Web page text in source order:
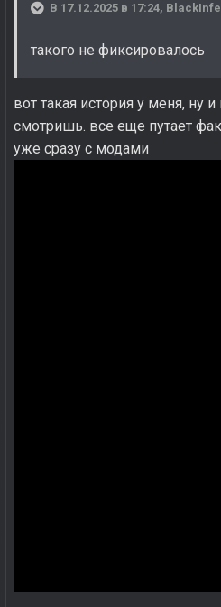
В 17.12.2025 в 17:24,
такого не фиксировалось
вот такая история у меня,
смотришь. все еще путает
уже сразу с модами